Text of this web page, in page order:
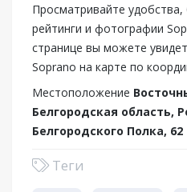
Просматривайте
рейтинги и фотографии
странице вы можете
Soprano на карте по
Местоположение
Белгородская область,
Белгородского Полка, 62
Теги